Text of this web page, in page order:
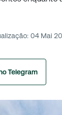
04 Mai
Telegram